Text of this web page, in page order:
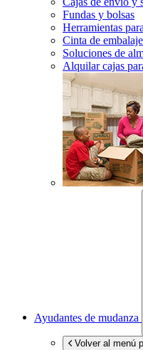
Fundas y bolsas
Herramientas
Cinta de embalaje
Soluciones de
Alquilar cajas
Ayudantes de mudanza
Volver al menú